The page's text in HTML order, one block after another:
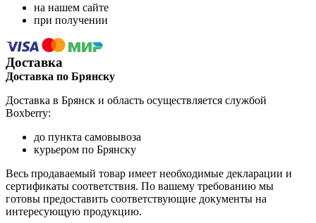
на нашем сайте
при получении
Доставка
Доставка по Брянску
Доставка в Брянск и область осуществляется службой
Boxberry:
до пункта самовывоза
курьером по Брянску
Весь продаваемый товар имеет необходимые декларации и
сертификаты соответствия. По вашему требованию мы
готовы предоставить соответствующие документы на
интересующую продукцию.